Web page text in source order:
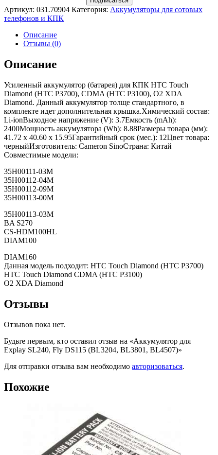
Артикул: 031.70904 Категория: Аккумуляторы для сотовых
телефонов и КПК
Описание
Отзывы (0)
Описание
Усиленный аккумулятор (батарея) для КПК HTC Touch
Diamond (HTC P3700), CDMA (HTC P3100), O2 XDA
Diamond. Данный аккумулятор толще стандартного, в
комплекте идет дополнительная крышка.Химический состав:
Li-ionВыходное напряжение (V): 3.7Емкость (mAh):
2400Мощность аккумулятора (Wh): 8.88Размеры товара (мм):
41.72 x 40.60 x 15.95Гарантийный срок (мес.): 12Цвет товара:
черныйИзготовитель: Cameron SinoСтрана: Китай
Совместимые модели:
35H00111-03M
35H00112-04M
35H00112-09M
35H00113-00M
35H00113-03M
BA S270
CS-HDM100HL
DIAM100
DIAM160
Данная модель подходит: HTC Touch Diamond (HTC P3700)
HTC Touch Diamond CDMA (HTC P3100)
O2 XDA Diamond
Отзывы
Отзывов пока нет.
Будьте первым, кто оставил отзыв на «Аккумулятор для
Explay SL240, Fly DS115 (BL3204, BL3801, BL4507)»
Для отправки отзыва вам необходимо авторизоваться.
Похожие